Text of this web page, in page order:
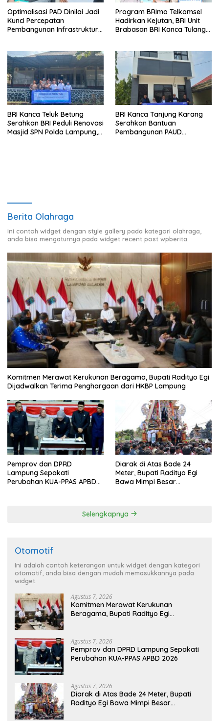
Optimalisasi PAD Dinilai Jadi
Kunci Percepatan
Pembangunan Infrastruktur
Program BRImo Telkomsel
Hadirkan Kejutan, BRI Unit
Brabasan BRI Kanca Tulang
Mesuji
BRI Kanca Teluk Betung
Serahkan BRI Peduli Renovasi
Masjid SPN Polda Lampung,
BRI Kanca Tanjung Karang
Serahkan Bantuan
Pembangunan PAUD
Berita Olahraga
Ini contoh widget dengan style gallery pada kategori olahraga,
anda bisa mengaturnya pada widget recent post wpberita.
Komitmen Merawat Kerukunan Beragama, Bupati Radityo Egi
Dijadwalkan Terima Penghargaan dari HKBP Lampung
Pemprov dan DPRD
Lampung Sepakati
Perubahan KUA-PPAS APBD
Diarak di Atas Bade 24
Meter, Bupati Radityo Egi
Bawa Mimpi Besar
Selengkapnya
Otomotif
Ini adalah contoh keterangan untuk widget dengan kategori
otomotif, anda bisa dengan mudah memasukkannya pada
widget.
Agustus 7, 2026
Komitmen Merawat Kerukunan
Beragama, Bupati Radityo Egi
Agustus 7, 2026
Pemprov dan DPRD Lampung Sepakati
Perubahan KUA-PPAS APBD 2026
Agustus 7, 2026
Diarak di Atas Bade 24 Meter, Bupati
Radityo Egi Bawa Mimpi Besar